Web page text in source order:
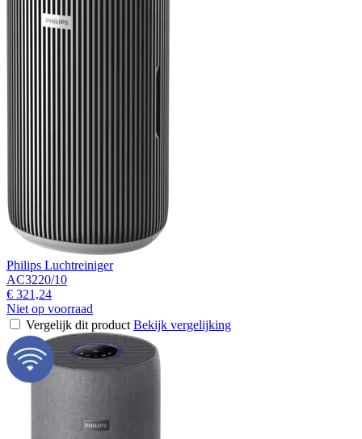
Philips Luchtreiniger
AC3220/10
€ 321,24
Niet op voorraad
Vergelijk dit product Bekijk vergelijking